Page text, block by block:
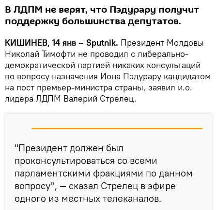
В ЛДПМ не верят, что Пэдурару получит
поддержку большинства депутатов.
КИШИНЕВ, 14 янв – Sputnik. Президент Молдовы
Николай Тимофти не проводил с либерально-
демократической партией никаких консультаций
по вопросу назначения Иона Пэдурару кандидатом
на пост премьер-министра страны, заявил и.о.
лидера ЛДПМ Валерий Стрелец.
"Президент должен был
проконсультироваться со всеми
парламентскими фракциями по данном
вопросу", — сказал Стрелец в эфире
одного из местных телеканалов.